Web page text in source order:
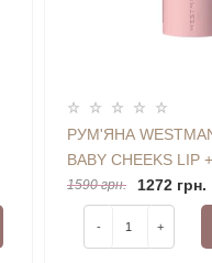
РУМ'ЯНА
BABY CHEEKS LIP
CREAM BLUSH
2.5 G (БЕЗ
НАБОРУ)
1590 грн. 1272 грн.
- +